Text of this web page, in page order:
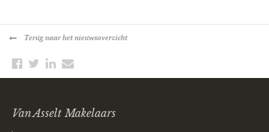
Terugnaar het nieuwsoverzicht
Van Asselt Makelaars